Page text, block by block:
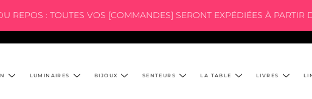
REPOS : TOUTES VOS [COMMANDES] SERONT EXPÉDIÉES À PARTIR
LUMINAIRES BIJOUX SENTEURS LA TABLE LIVRES